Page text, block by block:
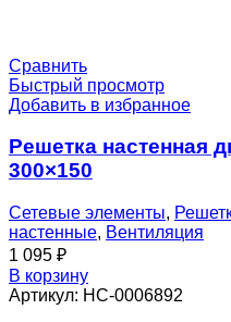
Сравнить
Быстрый просмотр
Добавить в избранное
Решетка настенная
300×150
Сетевые элементы,
настенные, Вентиляция
1 095 ₽
В корзину
Артикул: НС-0006892